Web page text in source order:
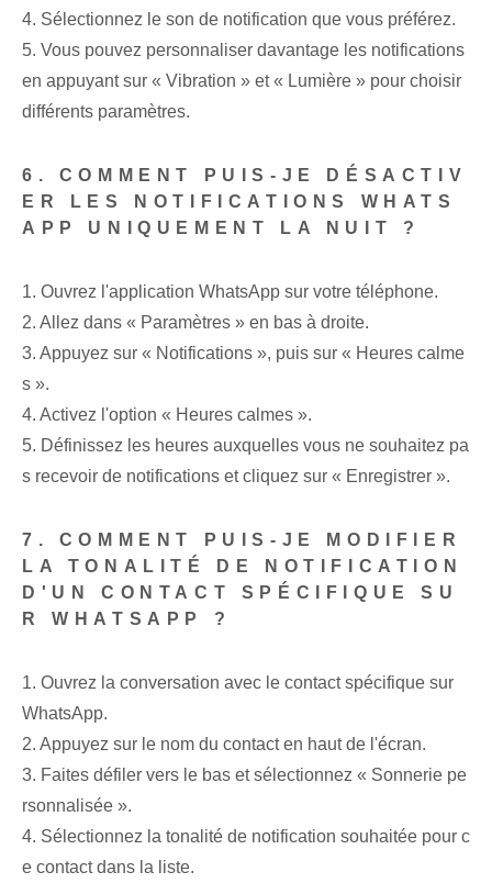
4. Sélectionnez le son de notification que vous préférez.
5. Vous pouvez personnaliser davantage les notifications
en appuyant sur « Vibration » et « Lumière » pour choisir
différents paramètres.
6. COMMENT PUIS-JE DÉSACTIV
ER LES NOTIFICATIONS WHATS
APP UNIQUEMENT LA NUIT ?
1. Ouvrez l'application WhatsApp sur votre téléphone.
2. Allez dans « Paramètres » en bas à droite.
3. Appuyez sur « Notifications », puis sur « Heures calme
s ».
4. Activez l'option « Heures calmes ».
5. Définissez les heures auxquelles vous ne souhaitez pa
s recevoir de notifications et cliquez sur « Enregistrer ».
7. COMMENT PUIS-JE MODIFIER
LA TONALITÉ DE NOTIFICATION
D'UN CONTACT SPÉCIFIQUE SU
R WHATSAPP ?
1. Ouvrez la conversation avec le contact spécifique sur
WhatsApp.
2. Appuyez sur le nom du contact en haut de l'écran.
3. Faites défiler vers le bas et sélectionnez « Sonnerie pe
rsonnalisée ».
4. Sélectionnez la tonalité de notification souhaitée pour c
e contact dans la liste.